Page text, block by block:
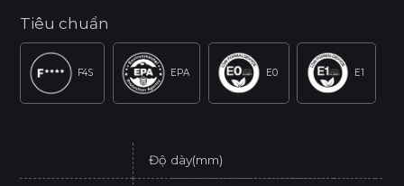
Tiêu chuẩn
F4S EPA E0 E1
Độ dày(mm)